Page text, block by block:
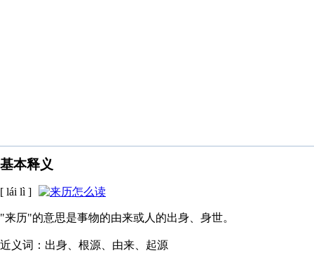
基本释义
[ lái lì ]
"来历"的意思是事物的由来或人的出身、身世。
近义词：出身、根源、由来、起源